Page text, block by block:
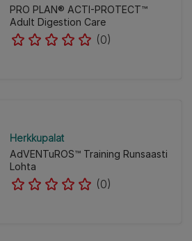
PRO PLAN® ACTI-PROTECT™
Adult Digestion Care
(0)
Herkkupalat
AdVENTuROS™ Training Runsaasti
Lohta
(0)